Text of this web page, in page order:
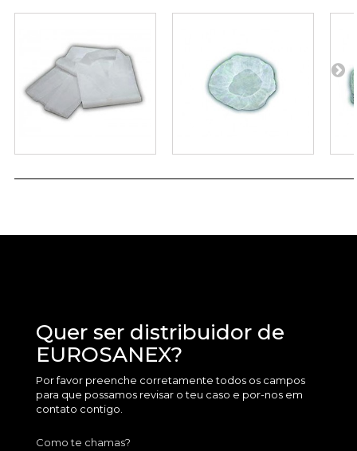
Quer ser distribuidor de
EUROSANEX?
Por favor preenche corretamente todos os campos
para que possamos revisar o teu caso e por-nos em
contato contigo.
Como te chamas?